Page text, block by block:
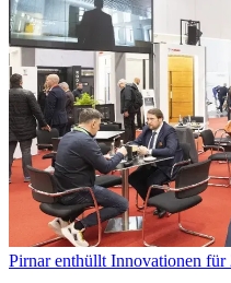
Pirnar enthüllt Innovationen